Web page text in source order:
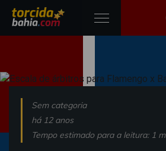
Sem categoria
há 12 anos
Tempo estimado para a leitura: 1